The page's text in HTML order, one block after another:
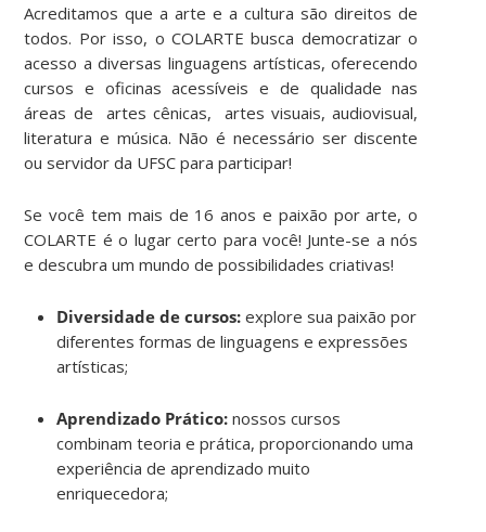
Acreditamos que a arte e a cultura são direitos de
todos. Por isso, o COLARTE busca democratizar o
acesso a diversas linguagens artísticas, oferecendo
cursos e oficinas acessíveis e de qualidade nas
áreas de artes cênicas, artes visuais, audiovisual,
literatura e música. Não é necessário ser discente
ou servidor da UFSC para participar!
Se você tem mais de 16 anos e paixão por arte, o
COLARTE é o lugar certo para você! Junte-se a nós
e descubra um mundo de possibilidades criativas!
Diversidade de cursos: explore sua paixão por
diferentes formas de linguagens e expressões
artísticas;
Aprendizado Prático: nossos cursos
combinam teoria e prática, proporcionando uma
experiência de aprendizado muito
enriquecedora;